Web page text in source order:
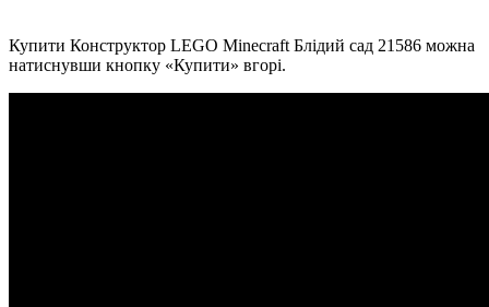
Купити Конструктор LEGO Minecraft Блідий сад 21586 можна
натиснувши кнопку «Купити» вгорі.